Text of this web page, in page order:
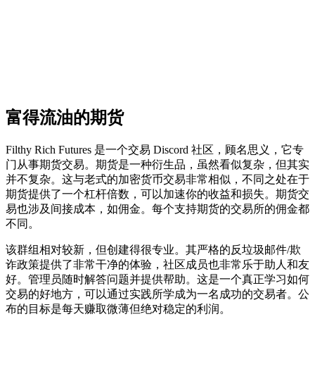
富得流油的期货
Filthy Rich Futures 是一个交易 Discord 社区，顾名思义，它专
门从事期货交易。期货是一种衍生品，虽然看似复杂，但其实
并不复杂。这与老式的加密货币交易非常相似，不同之处在于
期货提供了一个杠杆倍数，可以加速你的收益和损失。期货交
易也涉及间接成本，如佣金。每个支持期货的交易所的佣金都
不同。
该群组相对较新，但创建得很专业。其严格的反垃圾邮件/欺
诈政策提供了非常干净的体验，社区成员也非常乐于助人和友
好。管理员随时解答问题并提供帮助。这是一个真正学习如何
交易的好地方，可以通过实践所学成为一名成功的交易者。公
布的目标是每天赚取微薄但绝对稳定的利润。